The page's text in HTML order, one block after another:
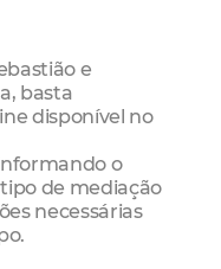
e
basta
disponível no
o
de mediação
necessárias